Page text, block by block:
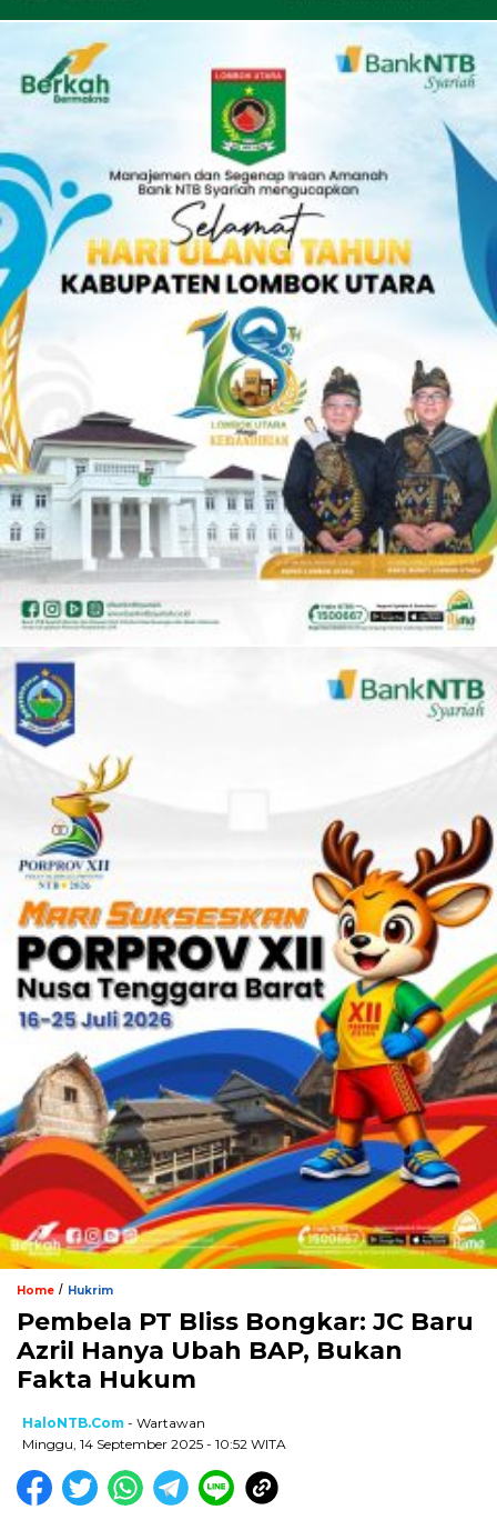
Home / Hukrim
Pembela PT Bliss Bongkar: JC Baru
Azril Hanya Ubah BAP, Bukan
Fakta Hukum
HaloNTB.com - Wartawan
Minggu, 14 September 2025 - 10:52 WITA